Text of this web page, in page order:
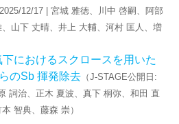
12/17 | 宮城 雅徳、川中 啓嗣、阿部
山下 丈晴、井上 大輔、河村 匡人、増
におけるスクロースを用いた
のSb 揮発除去 （J-STAGE公開日:
詞治、正木 夏波、真下 桐弥、和田 直
智典、藤森 崇）